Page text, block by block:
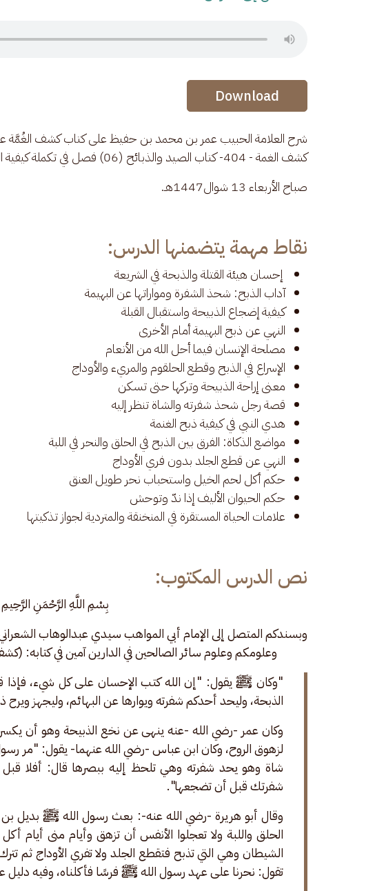
Audio Stream
Audio Stream
Download
شرح العلامة الحبيب عمر بن محمد بن حفيظ على كتاب كشف الغُمَّة عن
كشف الغمة - 404- كتاب الصيد والذبائح (06) فصل في تكملة كيفية الذبح وما يجب فيه وما يستحب
صباح الأربعاء 13 شوال1447هـ.
نقاط مهمة يتضمنها الدرس:
إحسان هيئة القتلة والذبحة في الشريعة
آداب الذبح: شحذ الشفرة ومواراتها عن البهيمة
كيفية إضجاع الذبيحة واستقبال القبلة
النهي عن ذبح البهيمة أمام الأخرى
مصلحة الإنسان فيما أحل الله من الأنعام
الإسراع في الذبح وقطع الحلقوم والمريء والأوداج
معنى إراحة الذبيحة وتركها حتى تسكن
قصة رجل شحذ شفرته والشاة تنظر إليه
هدي النبي في كيفية ذبح الغنمة
مواضع الذكاة: الفرق بين الذبح في الحلق والنحر في اللبة
النهي عن قطع الجلد بدون فري الأوداج
حكم أكل لحم الخيل واستحباب نحر طويل العنق
حكم الحيوان الأليف إذا ندّ وتوحش
علامات الحياة المستقرة في المنخنقة والمتردية لجواز تذكيتها
نص الدرس المكتوب:
بِسْمِ اللَّهِ الرَّحْمَنِ الرَّحِيمِ
وبسندكم المتصل إلى الإمام أبي المواهب سيدي عبدالوهاب
وعلومكم وعلوم سائر الصالحين في الدارين آمين في كتابه:
"وكان ﷺ يقول: "إن الله كتب الإحسان على كل شيء، فإذا
الذبحة، وليحد أحدكم شفرته ويوارها عن البهائم، وليجهز
وكان عمر -رضي الله -عنه ينهى عن نخع الذبيحة وهو أن
لزهوق الروح، وكان ابن عباس -رضي الله عنهما- يقول:
شاة وهو يحد شفرته وهي تلحظ إليه ببصرها قال: أفلا قبل
شفرتك قبل أن تضجعها".
وقال أبو هريرة -رضي الله عنه-: بعث رسول الله ﷺ بدیل بن
الحلق واللبة ولا تعجلوا الأنفس أن تزهق وأيام منى
الشيطان وهي التي تذبح فتقطع الجلد ولا تفري الأوداج ثم
تقول: نحرنا على عهد رسول الله ﷺ فرسًا فأكلناه، وفيه